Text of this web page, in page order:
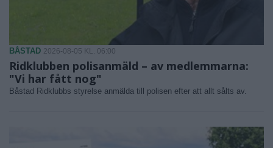
BÅSTAD 2026-08-05 KL. 06:00
Ridklubben polisanmäld – av medlemmarna:
"Vi har fått nog"
Båstad Ridklubbs styrelse anmälda till polisen efter att allt sålts av.